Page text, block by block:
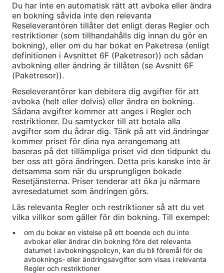
Du har inte en automatisk rätt att avboka eller ändra
en bokning såvida inte den relevanta
Reseleverantören tillåter det enligt deras Regler och
restriktioner (som tillhandahålls dig innan du gör en
bokning), eller om du har bokat en Paketresa (enligt
definitionen i Avsnittet 6F (Paketresor)) och sådan
avbokning eller ändring är tillåten (se Avsnitt 6F
(Paketresor)).
Reseleverantörer kan debitera dig avgifter för att
avboka (helt eller delvis) eller ändra en bokning.
Sådana avgifter kommer att anges i Regler och
restriktioner. Du samtycker till att betala alla
avgifter som du ådrar dig. Tänk på att vid ändringar
kommer priset för dina nya arrangemang att
baseras på det tillämpliga priset vid den tidpunkt du
ber oss att göra ändringen. Detta pris kanske inte är
detsamma som när du ursprungligen bokade
Resetjänsterna. Priser tenderar att öka ju närmare
avresedatumet som ändringen görs.
Läs relevanta Regler och restriktioner så att du vet
vilka villkor som gäller för din bokning. Till exempel:
om du bokar en vistelse på ett boende och du inte
avbokar eller ändrar din bokning före det relevanta
datumet i avbokningspolicyn, kan du bli föremål för de
avboknings- eller ändringsavgifter som visas i relevanta
Regler och restriktioner